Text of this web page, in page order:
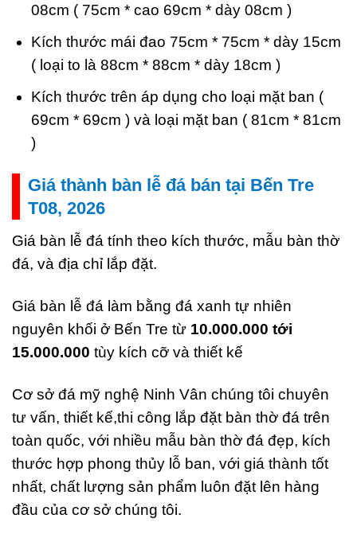
08cm ( 75cm * cao 69cm * dày 08cm )
Kích thước mái đao 75cm * 75cm * dày 15cm
( loại to là 88cm * 88cm * dày 18cm )
Kích thước trên áp dụng cho loại mặt ban (
69cm * 69cm ) và loại mặt ban ( 81cm * 81cm
)
Giá thành bàn lễ đá bán tại Bến Tre
T08, 2026
Giá bàn lễ đá tính theo kích thước, mẫu bàn thờ
đá, và địa chỉ lắp đặt.
Giá bàn lễ đá làm bằng đá xanh tự nhiên
nguyên khối ở Bến Tre từ 10.000.000 tới
15.000.000 tùy kích cỡ và thiết kế
Cơ sở đá mỹ nghệ Ninh Vân chúng tôi chuyên
tư vấn, thiết kế,thi công lắp đặt bàn thờ đá trên
toàn quốc, với nhiều mẫu bàn thờ đá đẹp, kích
thước hợp phong thủy lỗ ban, với giá thành tốt
nhất, chất lượng sản phẩm luôn đặt lên hàng
đầu của cơ sở chúng tôi.